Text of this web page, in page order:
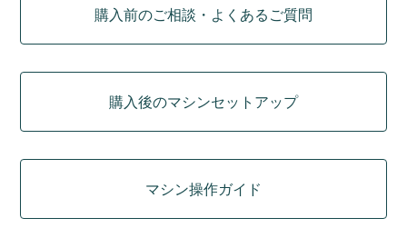
購入前のご相談・よくあるご質問
購入後のマシンセットアップ
マシン操作ガイド